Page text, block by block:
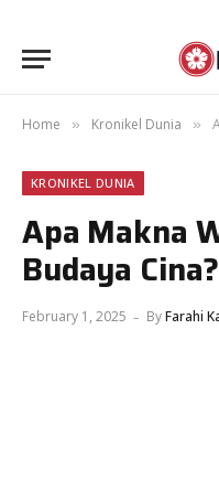
Home » Kronikel Dunia »
KRONIKEL DUNIA
Apa Makna
Budaya Cina?
February 1, 2025 ByFarahi